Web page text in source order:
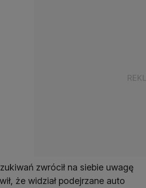
zwrócił na siebie uwagę
że widział podejrzane auto